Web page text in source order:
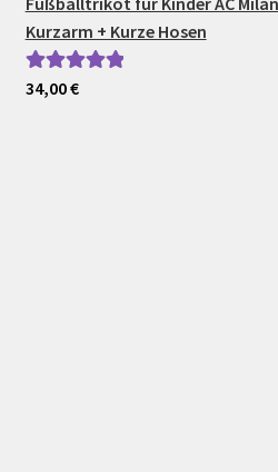
Kurzarm + Kurze Hosen
Bewertet mit
34,00€